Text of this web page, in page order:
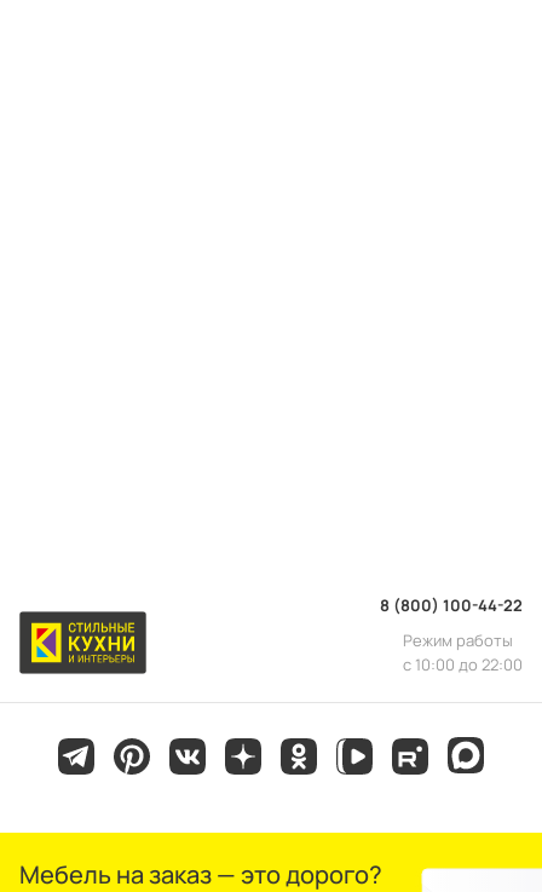
8 (800) 100-44-22
Режим работы
с 10:00 до 22:00
Мебель на заказ — это дорого?